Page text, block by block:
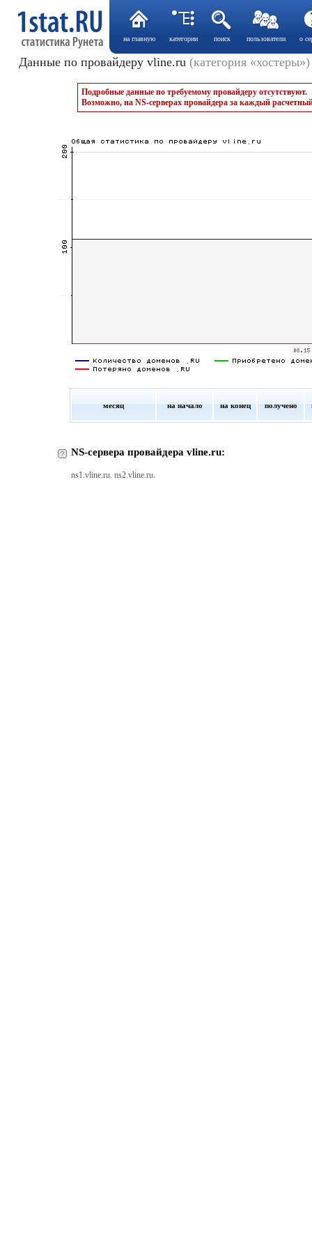
на главную категории поиск пользователи о
Данные по провайдеру vline.ru (категория «хостеры»)
Подробные данные по требуемому провайдеру отсутствуют.
Возможно, на NS-серверах провайдера за каждый
месяц на начало на конец получено
NS-сервера провайдера vline.ru:
ns1.vline.ru. ns2.vline.ru.